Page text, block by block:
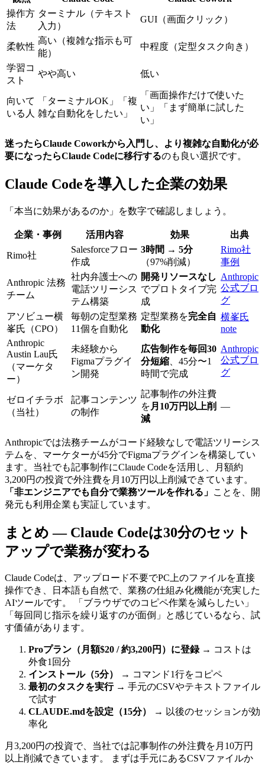
操作方
法
ターミナル（テキスト
入力）
GUI（画面クリック）
柔軟性
高い（複雑な指示も可
能）
中程度（定型タスク向き）
学習コ
スト
やや高い 低い
向いて
いる人
「ターミナルOK」「複
雑な自動化をしたい」
「画面操作だけで使いた
い」「まず簡単に試した
い」
迷ったらClaude Coworkから入門し、より複雑な自動化が必
要になったらClaude Codeに移行するのも良い選択です。
Claude Codeを導入した企業の効果
「本当に効果があるのか」を数字で確認しましょう。
企業・事例 活用内容 効果 出典
Rimo社
Salesforceフロー
作成
3時間 → 5分
（97%削減）
Rimo社
事例
Anthropic 法務
チーム
社内弁護士への
電話ツリーシス
テム構築
開発リソースなし
でプロトタイプ完
成
Anthropic
公式ブロ
グ
アソビュー横
峯氏（CPO）
毎朝の定型業務
11個を自動化
定型業務を完全自
動化
横峯氏
note
Anthropic
Austin Lau氏
（マーケタ
ー）
未経験から
Figmaプラグイ
ン開発
広告制作を毎回30
分短縮 、45分〜1
時間で完成
Anthropic
公式ブロ
グ
ゼロイチラボ
（当社）
記事コンテンツ
の制作
記事制作の外注費
を 月10万円以上削
減
—
Anthropicでは法務チームがコード経験なしで電話ツリーシス
テムを、マーケターが45分でFigmaプラグインを構築してい
ます。当社でも記事制作にClaude Codeを活用し、月額約
3,200円の投資で外注費を月10万円以上削減できています。
「非エンジニアでも自分で業務ツールを作れる」 ことを、開
発元も利用企業も実証しています。
まとめ — Claude Codeは30分のセット
アップで業務が変わる
Claude Codeは、アップロード不要でPC上のファイルを直接
操作でき、日本語も自然で、業務の仕組み化機能が充実した
AIツールです。 「ブラウザでのコピペ作業を減らしたい」
「毎回同じ指示を繰り返すのが面倒」と感じているなら、試
す価値があります。
Proプラン（月額$20 / 約3,200円）に登録→ コストは
外食1回分
インストール（5分）
→ コマンド1行をコピペ
最初のタスクを実行→ 手元のCSVやテキストファイル
で試す
CLAUDE.mdを設定（15分）
→ 以後のセッションが効
率化
月3,200円の投資で、当社では記事制作の外注費を月10万円
以上削減できています。 まずは手元にあるCSVファイルか